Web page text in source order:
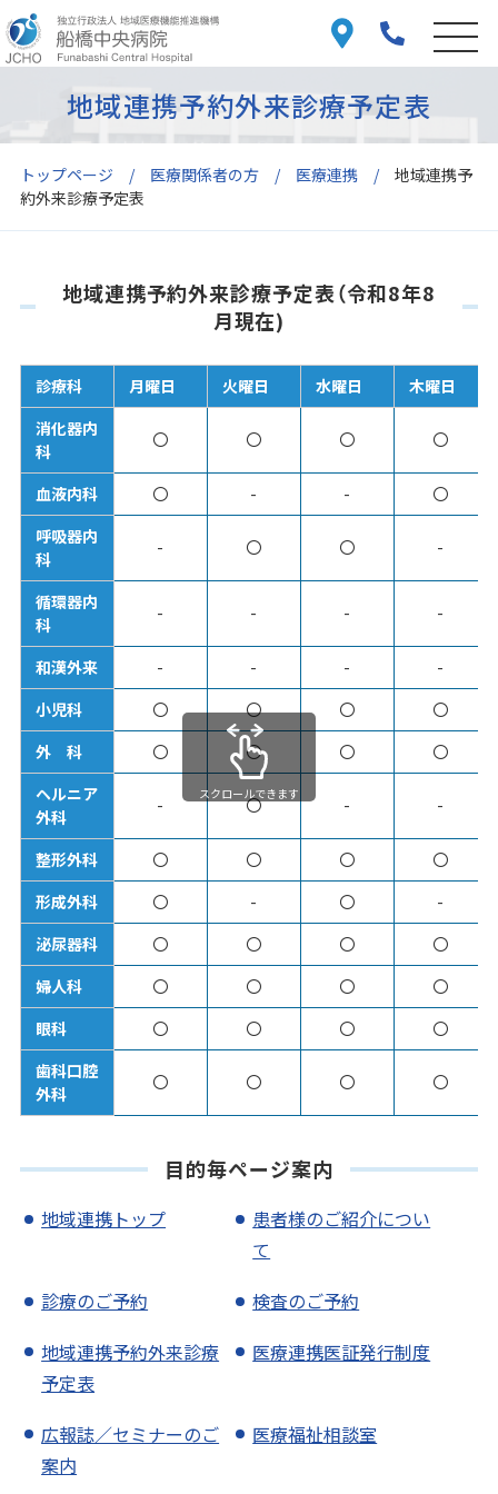
トップページ 医療関係者の方 医療連携
地域連携予
約外来診療予定表
地域連携予約外来診療予定表
地域連携予約外来診療予定表（令和8年8
月現在)
診療科 月曜日 火曜日 水曜日
木曜日
消化器内
科
〇 〇 〇 〇
血液内科 〇 - -
〇
呼吸器内
科
- 〇 〇 -
循環器内
科
- - - -
和漢外来 - - -
-
小児科
〇 〇 〇
〇
外 科
〇 〇 〇
〇
ヘルニア
外科
- 〇 - -
整形外科 〇 〇 〇
〇
形成外科
〇 - 〇
-
泌尿器科
〇 〇 〇
〇
婦人科
〇 〇 〇
〇
眼科
〇 〇 〇
〇
歯科口腔
外科
〇 〇 〇 〇
スクロールできます
目的毎ページ案内
地域連携トップ
患者様のご紹介につい
て
診療のご予約
検査のご予約
地域連携予約外来診療
予定表
医療連携医証発行制度
広報誌／セミナーのご
案内
医療福祉相談室